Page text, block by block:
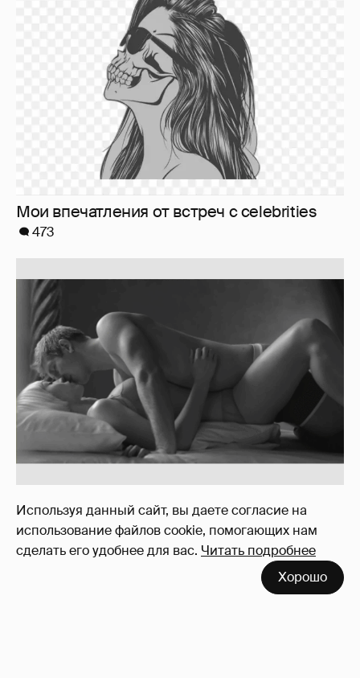
Используя данный сайт, вы даете согласие на
использование файлов cookie, помогающих нам
сделать его удобнее для вас. Читать подробнее
Хорошо
89
Вдова Балабанова о вдове Бодрова 119